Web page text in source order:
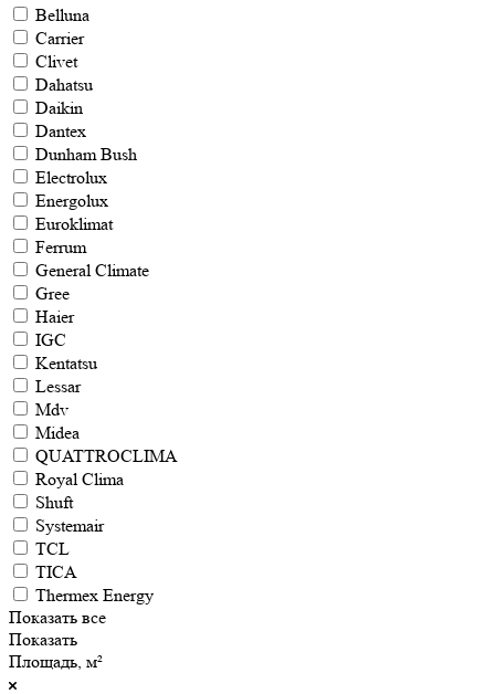
Belluna
Carrier
Clivet
Dahatsu
Daikin
Dantex
Dunham Bush
Electrolux
Energolux
Euroklimat
Ferrum
General Climate
Gree
Haier
IGC
Kentatsu
Lessar
Mdv
Midea
QUATTROCLIMA
Royal Clima
Shuft
Systemair
TCL
TICA
Thermex Energy
Показать все
Показать
Площадь, м²